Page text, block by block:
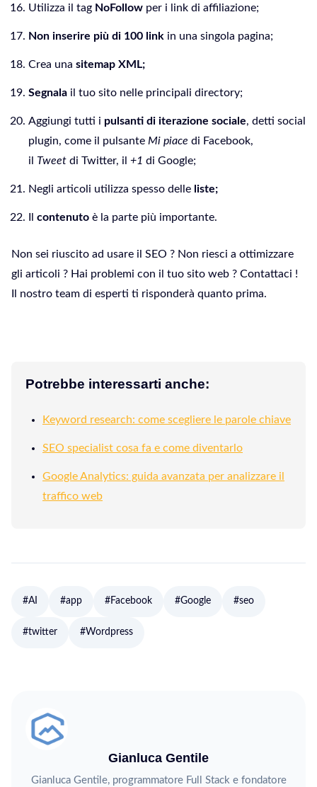
Utilizza il tag NoFollow per i link di affiliazione;
Non inserire più di 100 link in una singola pagina;
Crea una sitemap XML;
Segnala il tuo sito nelle principali directory;
Aggiungi tutti i pulsanti di iterazione sociale, detti social
plugin, come il pulsante Mi piace di Facebook,
il Tweet di Twitter, il +1 di Google;
Negli articoli utilizza spesso delle liste;
contenuto è la parte più importante.
Non sei riuscito ad usare il SEO ? Non riesci a ottimizzare
gli articoli ? Hai problemi con il tuo sito web ? Contattaci !
Il nostro team di esperti ti risponderà quanto prima.
Potrebbe interessarti anche:
Keyword research: come scegliere le parole chiave
SEO specialist cosa fa e come diventarlo
Google Analytics: guida avanzata per analizzare il
traffico web
#AI #app #Facebook #Google #seo
#twitter #Wordpress
Gianluca Gentile
Gianluca Gentile, programmatore Full Stack e fondatore